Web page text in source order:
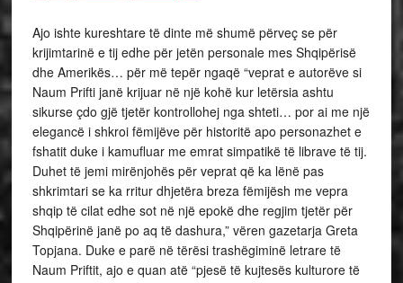
Ajo ishte kureshtare të dinte më shumë përveç se për
krijimtarinë e tij edhe për jetën personale mes Shqipërisë
dhe Amerikës… për më tepër ngaqë “veprat e autorëve si
Naum Prifti janë krijuar në një kohë kur letërsia ashtu
sikurse çdo gjë tjetër kontrollohej nga shteti… por ai me një
elegancë i shkroi fëmijëve për historitë apo personazhet e
fshatit duke i kamufluar me emrat simpatikë të librave të tij.
Duhet të jemi mirënjohës për veprat që ka lënë pas
shkrimtari se ka rritur dhjetëra breza fëmijësh me vepra
shqip të cilat edhe sot në një epokë dhe regjim tjetër për
Shqipërinë janë po aq të dashura,” vëren gazetarja Greta
Topjana. Duke e parë në tërësi trashëgiminë letrare të
Naum Priftit, ajo e quan atë “pjesë të kujtesës kulturore të